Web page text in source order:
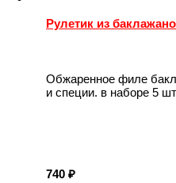
Рулетик из
Обжаренное филе
и специи. в наборе 5
740